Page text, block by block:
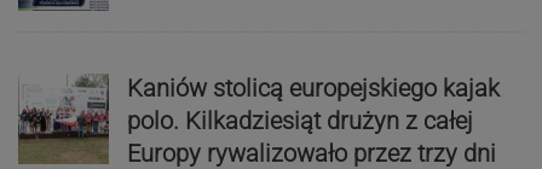
Kaniów stolicą europejskiego kajak
polo. Kilkadziesiąt drużyn z całej
Europy rywalizowało przez trzy dni